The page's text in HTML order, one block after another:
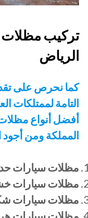
تركيب مظلات
الرياض
كما نحرص على
التامة لممتلكات
أفضل أنواع
المملكة ومن أجود
مظلات سيارات
مظلات سيارات
مظلات سيارات